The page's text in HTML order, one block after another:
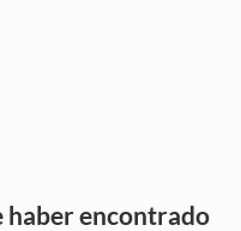
haber encontrado